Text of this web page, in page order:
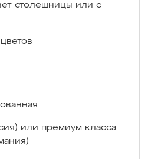
столешницы или с
или премиум класса